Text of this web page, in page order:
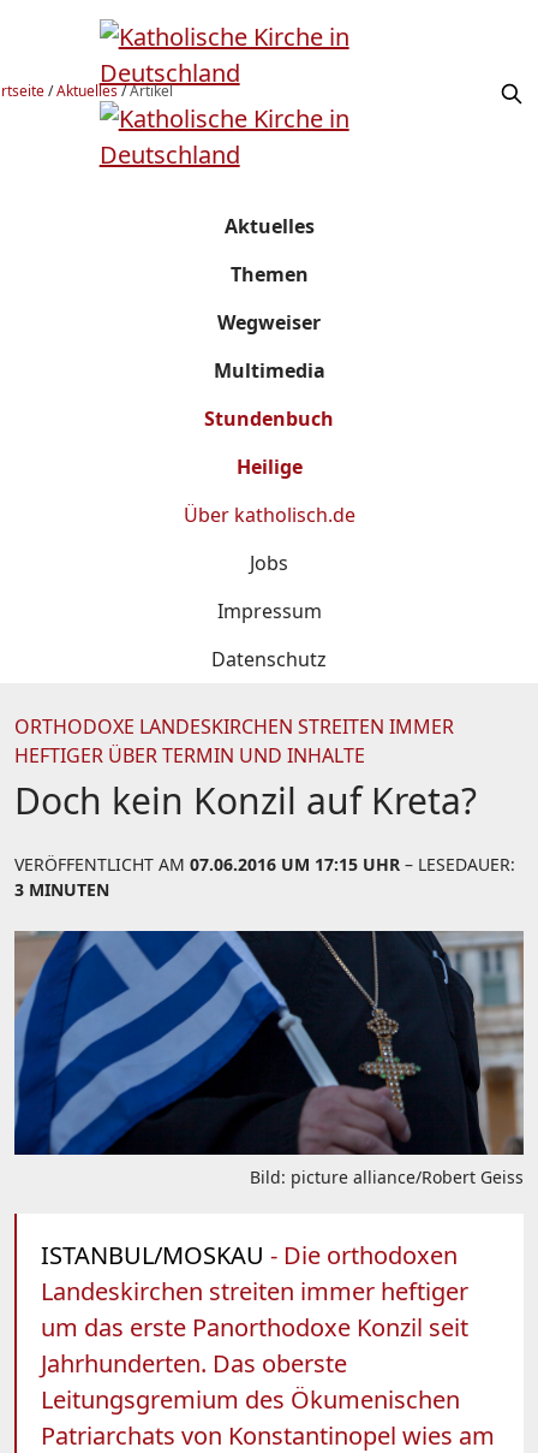
/Aktuelles/Artikel
Aktuelles
Themen
Wegweiser
Multimedia
Stundenbuch
Heilige
Über katholisch.de
Jobs
Impressum
Datenschutz
ORTHODOXE LANDESKIRCHEN STREITEN IMMER
HEFTIGER ÜBER TERMIN UND INHALTE
Doch kein Konzil auf Kreta?
VERÖFFENTLICHT AM 07.06.2016 UM 17:15 UHR – LESEDAUER:
3 MINUTEN
Bild: picture alliance/Robert Geiss
ISTANBUL/MOSKAU - Die orthodoxen
Landeskirchen streiten immer heftiger
um das erste Panorthodoxe Konzil seit
Jahrhunderten. Das oberste
Leitungsgremium des Ökumenischen
Patriarchats von Konstantinopel wies am